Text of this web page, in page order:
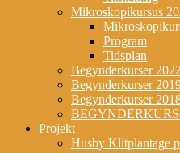
Mikroskopikursus
Program
Tidsplan
Begynderkurser 2022
Begynderkurser
Begynderkurser
Projekt
Husby Klitplantage